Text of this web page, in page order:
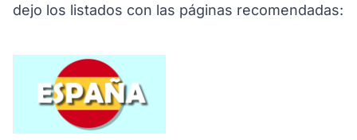
dejo los listados con las páginas recomendadas: